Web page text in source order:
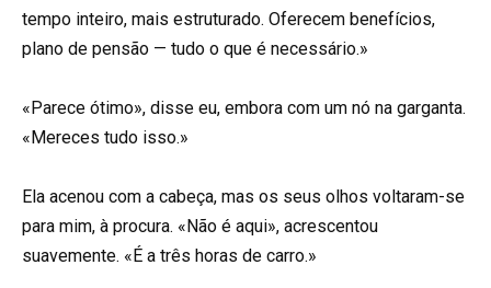
tempo inteiro, mais estruturado. Oferecem benefícios,
plano de pensão — tudo o que é necessário.»
«Parece ótimo», disse eu, embora com um nó na garganta.
«Mereces tudo isso.»
Ela acenou com a cabeça, mas os seus olhos voltaram-se
para mim, à procura. «Não é aqui», acrescentou
suavemente. «É a três horas de carro.»